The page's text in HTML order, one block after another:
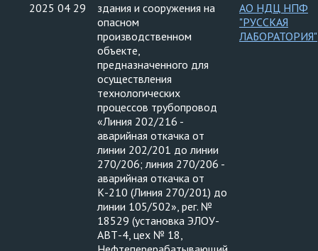
2025 04 29
здания и сооружения на
опасном
производственном
объекте,
предназначенного для
осуществления
технологических
процессов трубопровод
«Линия 202/216 -
аварийная откачка от
линии 202/201 до линии
270/206; линия 270/206 -
аварийная откачка от
К-210 (Линия 270/201) до
линии 105/502», рег. №
18529 (установка ЭЛОУ-
АВТ-4, цех № 18,
АО НДЦ НПФ
"РУССКАЯ
ЛАБОРАТОРИЯ"